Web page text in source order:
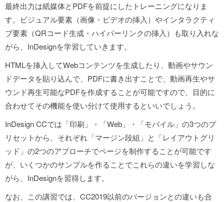
最終出力は紙媒体とPDFを前提にしたトレーニングになりま
す。ビジュアル要素（画像・ビデオの挿入）やインタラクティ
ブ要素（QRコード生成・ハイパーリンクの挿入）も取り入れな
がら、InDesignを学習していきます。
HTMLを挿入してWebコンテンツを生成したり、動画やサウン
ドデータを貼り込んで、PDFに書き出すことで、動画再生やサ
ウンド再生可能なPDFを作成することが可能ですので、目的に
合わせてその機能を使い分けて使用するといいでしょう。
InDesign CCでは「印刷」・「Web」・「モバイル」の3つのプ
リセットから、それぞれ「マージン段組」と「レイアウトグリ
ッド」の2つのアプローチでページを制作することが可能です
が、いくつかのサンプルを作ることでこれらの違いを学習しな
がら、InDesignを習得します。
なお、この講習では、CC2019以前のバージョンとの違いも合